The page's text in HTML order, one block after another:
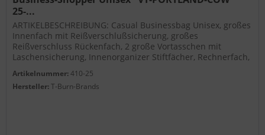
25-...
ARTIKELBESCHREIBUNG: Casual Businessbag Unisex, großes
Innenfach mit Reißverschlußsicherung, großes
Reißverschluss Rückenfach, 2 große Vortasschen mit
Laschensicherung, Innenorganizer Stiftfächer, Rechnerfach,
Artikelnummer:410-25
Hersteller:T-Burn-Brands